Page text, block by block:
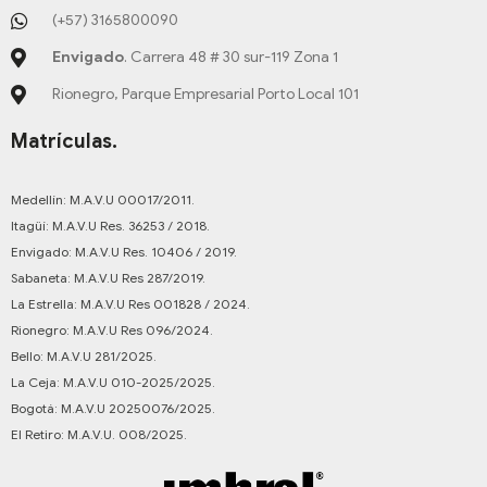
(+57) 3165800090
Envigado. Carrera 48 # 30 sur-119 Zona 1
Rionegro, Parque Empresarial Porto Local 101
Matrículas.
Medellín: M.A.V.U 00017/2011.
Itagüí: M.A.V.U Res. 36253 / 2018.
Envigado: M.A.V.U Res. 10406 / 2019.
Sabaneta: M.A.V.U Res 287/2019.
La Estrella: M.A.V.U Res 001828 / 2024.
Rionegro: M.A.V.U Res 096/2024.
Bello: M.A.V.U 281/2025.
La Ceja: M.A.V.U 010-2025/2025.
Bogotá: M.A.V.U 20250076/2025.
El Retiro: M.A.V.U. 008/2025.